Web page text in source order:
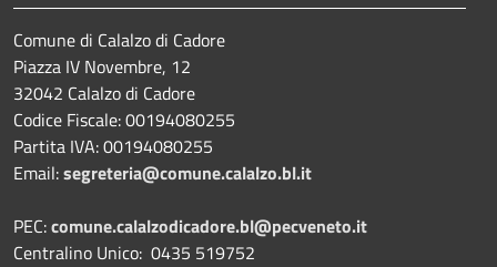
Comune di Calalzo di Cadore
Piazza IV Novembre, 12
32042 Calalzo di Cadore
Codice Fiscale: 00194080255
Partita IVA: 00194080255
Email:segreteria@comune.calalzo.bl.it
PEC:comune.calalzodicadore.bl@pecveneto.it
Centralino Unico: 0435 519752